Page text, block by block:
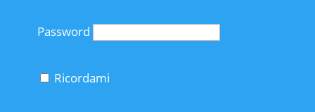
Password
Ricordami